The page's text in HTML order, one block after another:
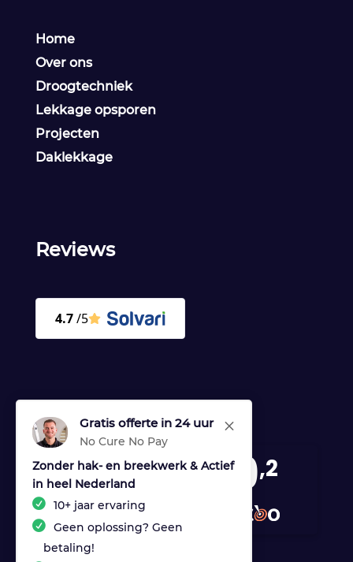
M
Gratis offerte in 24 uur
No Cure No Pay
Zonder hak- en breekwerk & Actief
in heel Nederland
10+ jaar ervaring
Geen oplossing? Geen
betaling!
Home
Over ons
Droogtechniek
Lekkage opsporen
Projecten
Daklekkage
Reviews
9,2
provided by